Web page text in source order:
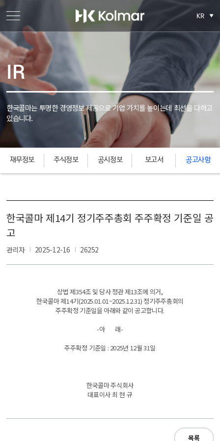
KR
IR
한국콜마는 투명한 경영정보 제공으로 기업 가치를 높이는데 최선을 다하고
있습니다.
재무정보 주식정보 공시정보 보고서 공고사항
한국콜마 제14기 정기주주총회 주주확정 기준일 공
고
관리자 2025-12-16 26252
상법 제354조 및 당사정관제13조에 의거,
한국콜마제14기(2025.01.01~2025.12.31) 정기주주총회의
주주확정 기준일을 아래와 같이 공고합니다.
-아 래-
주주확정 기준일 : 2025년 12월31일
한국콜마주식회사
대표이사 최 현 규
목록